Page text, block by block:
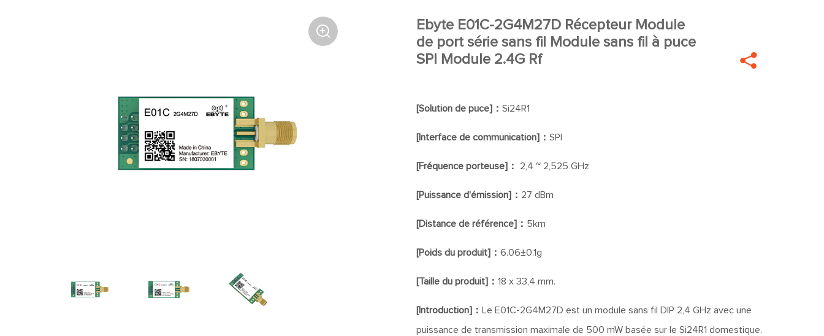
 
Ebyte E01C-2G4M27D Récepteur Module
de port série sans fil Module sans fil à puce
SPI Module 2.4G Rf

[Solution de puce]： Si24R1
[Interface de communication]： SPI
[Fréquence porteuse]： 2,4 ~ 2,525 GHz
[Puissance d'émission]： 27 dBm
[Distance de référence]： 5km
[Poids du produit]： 6.06±0.1g
[Taille du produit]： 18 x 33,4 mm.
[Introduction]： Le E01C-2G4M27D est un module sans fil DIP 2,4 GHz avec une
puissance de transmission maximale de 500 mW basée sur le Si24R1 domestique.